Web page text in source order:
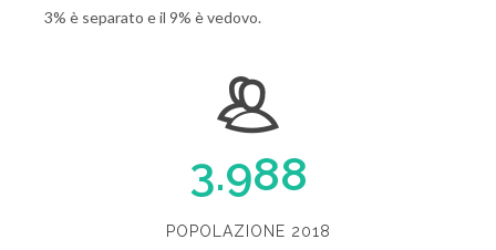
3% è separato e il 9% è vedovo.
3.988
POPOLAZIONE 2018